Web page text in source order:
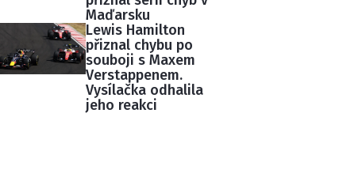
Maďarsku
Lewis Hamilton
přiznal chybu po
souboji s Maxem
Verstappenem.
Vysílačka odhalila
jeho reakci